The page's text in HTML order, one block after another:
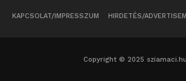
KAPCSOLAT/IMPRESSZUM HIRDETÉS/
Copyright © 2025 sziamaci.hu